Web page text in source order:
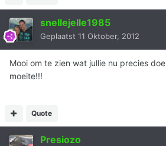
snellejelle1985
Geplaatst 11 Oktober, 2012
Mooi om te zien wat jullie nu precies
moeite!!!
Quote
Presiozo